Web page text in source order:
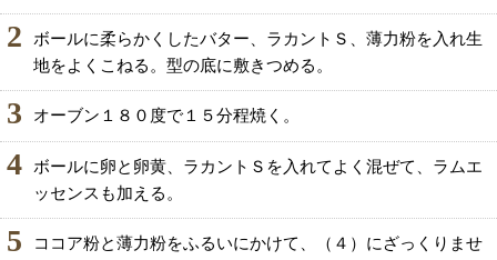
2
ボールに柔らかくしたバター、ラカントＳ、薄力粉を入れ生
地をよくこねる。型の底に敷きつめる。
3 オーブン１８０度で１５分程焼く。
4
ボールに卵と卵黄、ラカントＳを入れてよく混ぜて、ラムエ
ッセンスも加える。
5
ココア粉と薄力粉をふるいにかけて、（４）にざっくりませ